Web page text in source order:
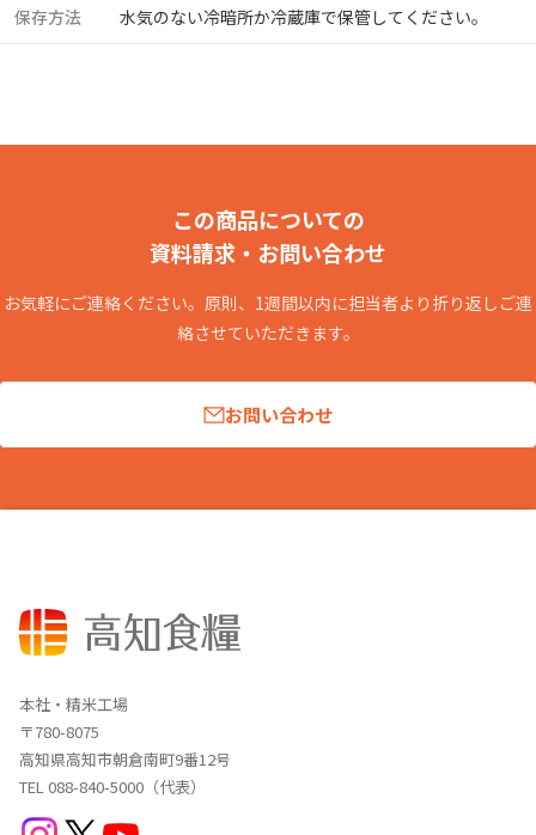
保存方法 水気のない冷暗所か冷蔵庫で保管してください。
この商品についての
資料請求・お問い合わせ
お気軽にご連絡ください。原則、1週間以内に担当者より折り返しご連
絡させていただきます。
お問い合わせ
本社・精米工場
〒780-8075
高知県高知市朝倉南町9番12号
TEL 088-840-5000（代表）